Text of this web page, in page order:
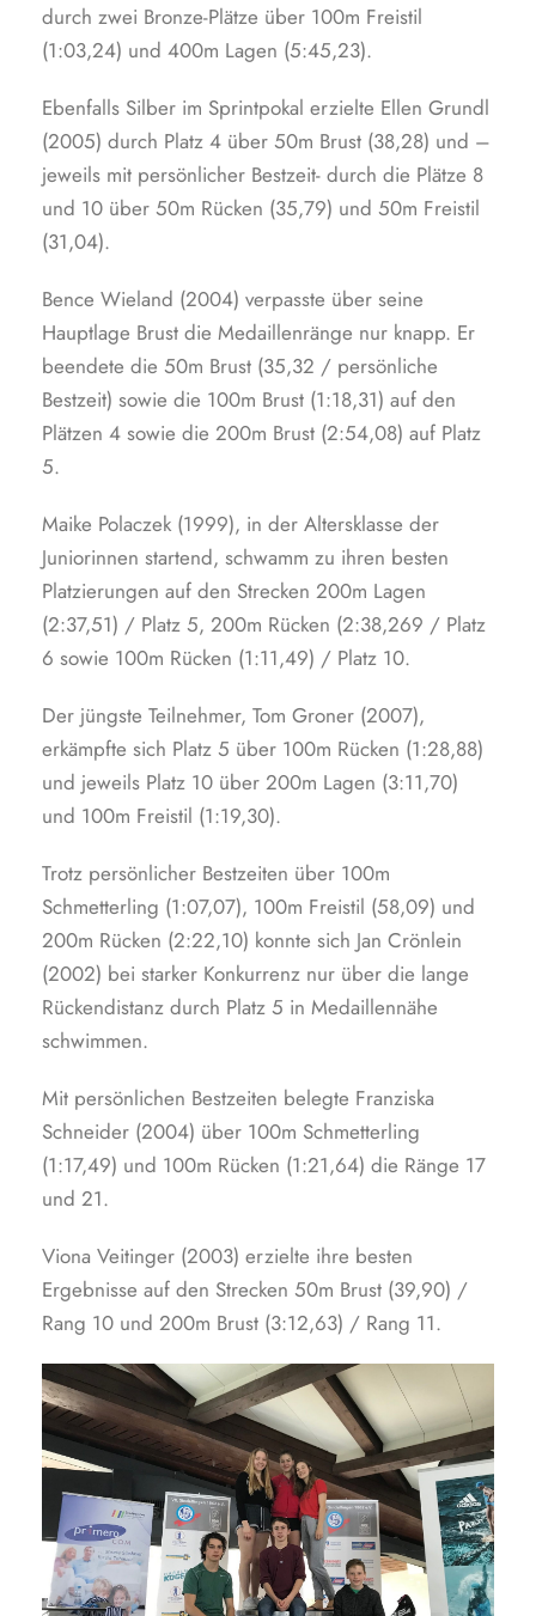
durch zwei Bronze-Plätze über 100m Freistil
(1:03,24) und 400m Lagen (5:45,23).
Ebenfalls Silber im Sprintpokal erzielte Ellen Grundl
(2005) durch Platz 4 über 50m Brust (38,28) und –
jeweils mit persönlicher Bestzeit- durch die Plätze 8
und 10 über 50m Rücken (35,79) und 50m Freistil
(31,04).
Bence Wieland (2004) verpasste über seine
Hauptlage Brust die Medaillenränge nur knapp. Er
beendete die 50m Brust (35,32 / persönliche
Bestzeit) sowie die 100m Brust (1:18,31) auf den
Plätzen 4 sowie die 200m Brust (2:54,08) auf Platz
5.
Maike Polaczek (1999), in der Altersklasse der
Juniorinnen startend, schwamm zu ihren besten
Platzierungen auf den Strecken 200m Lagen
(2:37,51) / Platz 5, 200m Rücken (2:38,269 / Platz
6 sowie 100m Rücken (1:11,49) / Platz 10.
Der jüngste Teilnehmer, Tom Groner (2007),
erkämpfte sich Platz 5 über 100m Rücken (1:28,88)
und jeweils Platz 10 über 200m Lagen (3:11,70)
und 100m Freistil (1:19,30).
Trotz persönlicher Bestzeiten über 100m
Schmetterling (1:07,07), 100m Freistil (58,09) und
200m Rücken (2:22,10) konnte sich Jan Crönlein
(2002) bei starker Konkurrenz nur über die lange
Rückendistanz durch Platz 5 in Medaillennähe
schwimmen.
Mit persönlichen Bestzeiten belegte Franziska
Schneider (2004) über 100m Schmetterling
(1:17,49) und 100m Rücken (1:21,64) die Ränge 17
und 21.
Viona Veitinger (2003) erzielte ihre besten
Ergebnisse auf den Strecken 50m Brust (39,90) /
Rang 10 und 200m Brust (3:12,63) / Rang 11.